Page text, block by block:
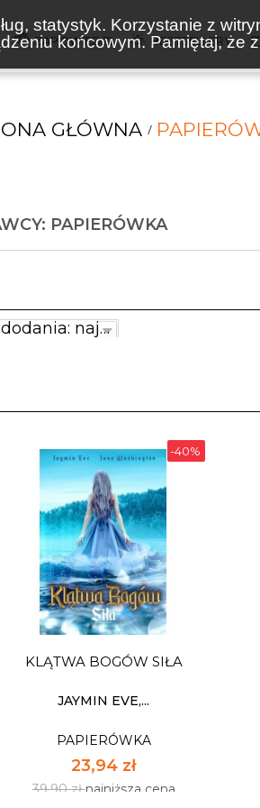
statystyk. Korzystanie z
końcowym. Pamiętaj, że
ZAPOWIEDZI BESTSELLERY
GŁÓWNA
PAPIERÓWKA
Data dodania: najnowsze
-40%
KLĄTWA BOGÓW SIŁA
JAYMIN EVE,...
PAPIERÓWKA
23,94 zł
39,90 złnajniższa cena